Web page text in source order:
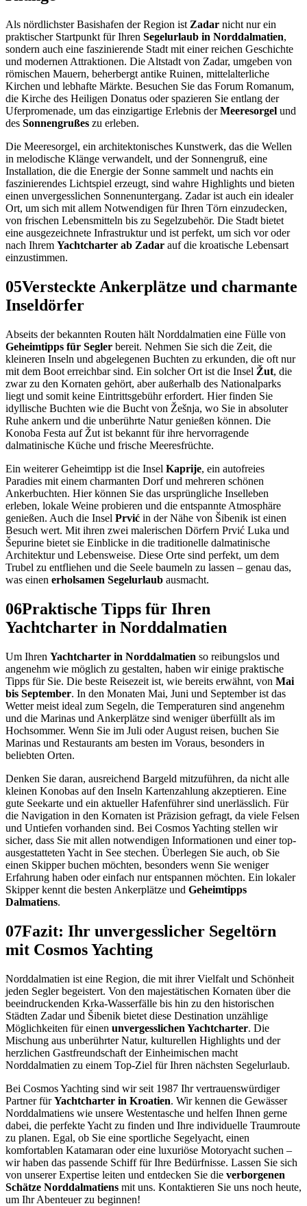
Als nördlichster Basishafen der Region ist Zadar nicht nur ein
praktischer Startpunkt für Ihren Segelurlaub in Norddalmatien,
sondern auch eine faszinierende Stadt mit einer reichen Geschichte
und modernen Attraktionen. Die Altstadt von Zadar, umgeben von
römischen Mauern, beherbergt antike Ruinen, mittelalterliche
Kirchen und lebhafte Märkte. Besuchen Sie das Forum Romanum,
die Kirche des Heiligen Donatus oder spazieren Sie entlang der
Uferpromenade, um das einzigartige Erlebnis derMeeresorgel und
des Sonnengrußes zu erleben.
Die Meeresorgel, ein architektonisches Kunstwerk, das die Wellen
in melodische Klänge verwandelt, und der Sonnengruß, eine
Installation, die die Energie der Sonne sammelt und nachts ein
faszinierendes Lichtspiel erzeugt, sind wahre Highlights und bieten
einen unvergesslichen Sonnenuntergang. Zadar ist auch ein idealer
Ort, um sich mit allem Notwendigen für Ihren Törn einzudecken,
von frischen Lebensmitteln bis zu Segelzubehör. Die Stadt bietet
eine ausgezeichnete Infrastruktur und ist perfekt, um sich vor oder
nach Ihrem Yachtcharter ab Zadar auf die kroatische Lebensart
einzustimmen.
05Versteckte Ankerplätze und charmante
Inseldörfer
Abseits der bekannten Routen hält Norddalmatien eine Fülle von
Geheimtipps für Segler bereit. Nehmen Sie sich die Zeit, die
kleineren Inseln und abgelegenen Buchten zu erkunden, die oft nur
mit dem Boot erreichbar sind. Ein solcher Ort ist die Insel Žut, die
zwar zu den Kornaten gehört, aber außerhalb des Nationalparks
liegt und somit keine Eintrittsgebühr erfordert. Hier finden Sie
idyllische Buchten wie die Bucht von Žešnja, wo Sie in absoluter
Ruhe ankern und die unberührte Natur genießen können. Die
Konoba Festa auf Žut ist bekannt für ihre hervorragende
dalmatinische Küche und frische Meeresfrüchte.
Ein weiterer Geheimtipp ist die Insel Kaprije, ein autofreies
Paradies mit einem charmanten Dorf und mehreren schönen
Ankerbuchten. Hier können Sie das ursprüngliche Inselleben
erleben, lokale Weine probieren und die entspannte Atmosphäre
genießen. Auch die Insel Prvić in der Nähe von Šibenik ist einen
Besuch wert. Mit ihren zwei malerischen Dörfern Prvić Luka und
Šepurine bietet sie Einblicke in die traditionelle dalmatinische
Architektur und Lebensweise. Diese Orte sind perfekt, um dem
Trubel zu entfliehen und die Seele baumeln zu lassen – genau das,
was einen erholsamen Segelurlaub ausmacht.
06Praktische Tipps für Ihren
Yachtcharter in Norddalmatien
Um Ihren Yachtcharter in Norddalmatien so reibungslos und
angenehm wie möglich zu gestalten, haben wir einige praktische
Tipps für Sie. Die beste Reisezeit ist, wie bereits erwähnt, von Mai
bis September. In den Monaten Mai, Juni und September ist das
Wetter meist ideal zum Segeln, die Temperaturen sind angenehm
und die Marinas und Ankerplätze sind weniger überfüllt als im
Hochsommer. Wenn Sie im Juli oder August reisen, buchen Sie
Marinas und Restaurants am besten im Voraus, besonders in
beliebten Orten.
Denken Sie daran, ausreichend Bargeld mitzuführen, da nicht alle
kleinen Konobas auf den Inseln Kartenzahlung akzeptieren. Eine
gute Seekarte und ein aktueller Hafenführer sind unerlässlich. Für
die Navigation in den Kornaten ist Präzision gefragt, da viele Felsen
und Untiefen vorhanden sind. Bei Cosmos Yachting stellen wir
sicher, dass Sie mit allen notwendigen Informationen und einer top-
ausgestatteten Yacht in See stechen. Überlegen Sie auch, ob Sie
einen Skipper buchen möchten, besonders wenn Sie weniger
Erfahrung haben oder einfach nur entspannen möchten. Ein lokaler
Skipper kennt die besten Ankerplätze und Geheimtipps
Dalmatiens.
07Fazit: Ihr unvergesslicher Segeltörn
mit Cosmos Yachting
Norddalmatien ist eine Region, die mit ihrer Vielfalt und Schönheit
jeden Segler begeistert. Von den majestätischen Kornaten über die
beeindruckenden Krka-Wasserfälle bis hin zu den historischen
Städten Zadar und Šibenik bietet diese Destination unzählige
Möglichkeiten für einen unvergesslichen Yachtcharter. Die
Mischung aus unberührter Natur, kulturellen Highlights und der
herzlichen Gastfreundschaft der Einheimischen macht
Norddalmatien zu einem Top-Ziel für Ihren nächsten Segelurlaub.
Bei Cosmos Yachting sind wir seit 1987 Ihr vertrauenswürdiger
Partner fürYachtcharter in Kroatien. Wir kennen die Gewässer
Norddalmatiens wie unsere Westentasche und helfen Ihnen gerne
dabei, die perfekte Yacht zu finden und Ihre individuelle Traumroute
zu planen. Egal, ob Sie eine sportliche Segelyacht, einen
komfortablen Katamaran oder eine luxuriöse Motoryacht suchen –
wir haben das passende Schiff für Ihre Bedürfnisse. Lassen Sie sich
von unserer Expertise leiten und entdecken Sie die verborgenen
Schätze Norddalmatiens mit uns. Kontaktieren Sie uns noch heute,
um Ihr Abenteuer zu beginnen!